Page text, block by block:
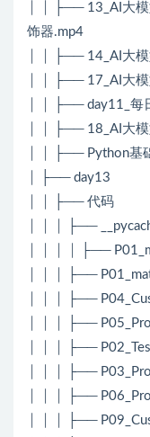
│ │ ├── 13_AI大
饰器.mp4
│ │ ├── 14_AI大
│ │ ├── 17_AI大
│ │ ├── day11_每
│ │ ├── 18_AI大
│ │ ├── Python基
│ ├── day13
│ │ ├── 代码
│ │ │ ├──
│ │ │ │ ├──
│ │ │ ├──
│ │ │ ├──
│ │ │ ├──
│ │ │ ├──
│ │ │ ├──
│ │ │ ├──
│ │ │ ├──